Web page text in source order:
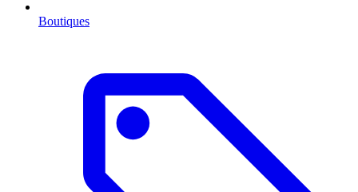
Boutiques